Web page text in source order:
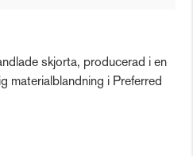
skjorta, producerad i en
materialblandning i Preferred